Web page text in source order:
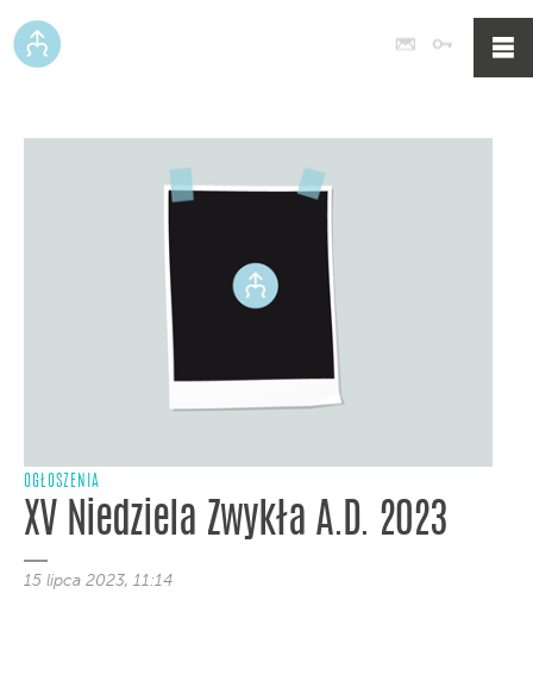
Poczta
OGŁOSZENIA
XV Niedziela Zwykła A.D. 2023
15 lipca 2023, 11:14